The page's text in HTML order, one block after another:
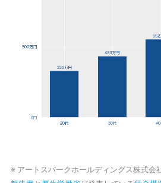
※ アートスパークホールディングス株式会